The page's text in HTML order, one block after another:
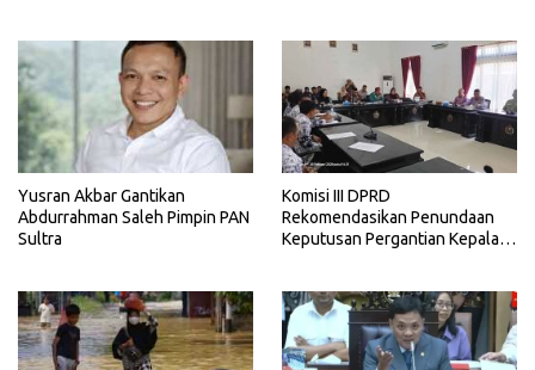
Yusran Akbar Gantikan
Abdurrahman Saleh Pimpin PAN
Sultra
Komisi III DPRD
Rekomendasikan Penundaan
Keputusan Pergantian Kepala